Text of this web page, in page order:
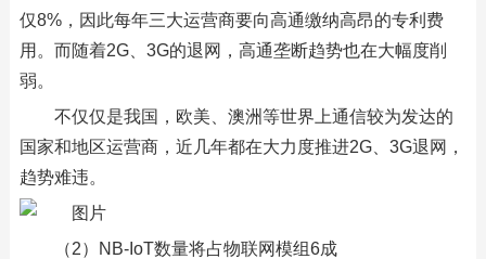
仅8%，因此每年三大运营商要向高通缴纳高昂的专利费
用。而随着2G、3G的退网，高通垄断趋势也在大幅度削
弱。
不仅仅是我国，欧美、澳洲等世界上通信较为发达的
国家和地区运营商，近几年都在大力度推进2G、3G退网，
趋势难违。
（2）NB-IoT数量将占物联网模组6成